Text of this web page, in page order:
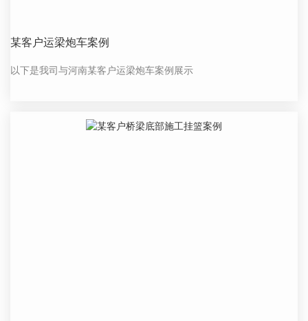
某客户运梁炮车案例
以下是我司与河南某客户运梁炮车案例展示